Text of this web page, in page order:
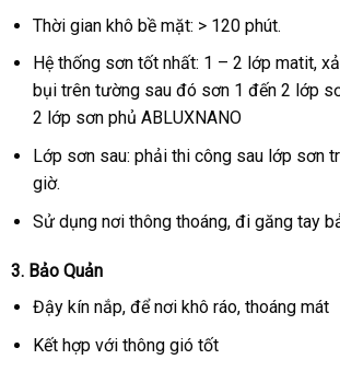
Thời gian khô bề mặt: > 120 phút.
Hệ thống sơn tốt nhất: 1 – 2 lớp matit,
bụi trên tường sau đó sơn 1 đến 2 lớp
2 lớp sơn phủ ABLUXNANO
Lớp sơn sau: phải thi công sau lớp sơn
giờ.
Sử dụng nơi thông thoáng, đi găng tay
3. Bảo Quản
Đậy kín nắp, để nơi khô ráo, thoáng mát
Kết hợp với thông gió tốt